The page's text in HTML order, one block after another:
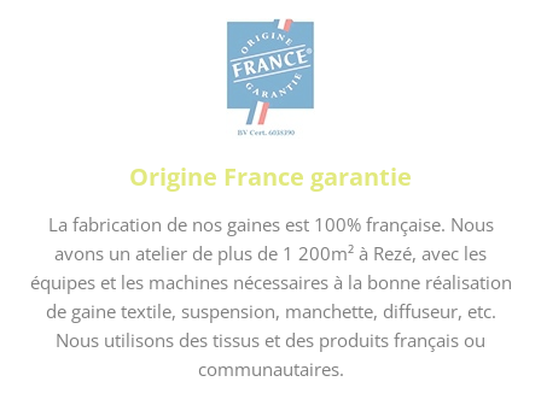
Origine France garantie
La fabrication de nos gaines est 100% française. Nous
avons un atelier de plus de 1 200m² à Rezé, avec les
équipes et les machines nécessaires à la bonne réalisation
de gaine textile, suspension, manchette, diffuseur, etc.
Nous utilisons des tissus et des produits français ou
communautaires.